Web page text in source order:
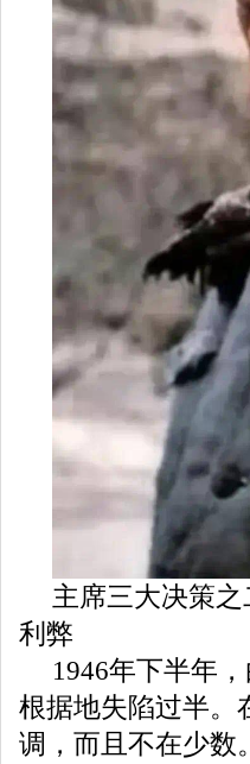
主席三大决策
利弊
1946年下半年
根据地失陷过半。
调，而且不在少数。